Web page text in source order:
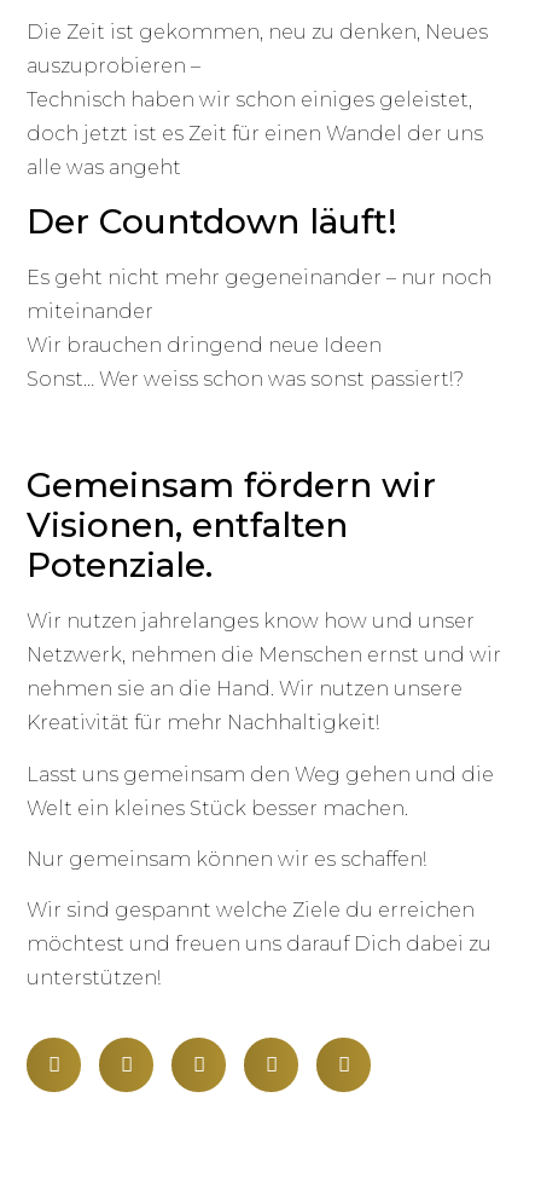
Die Zeit ist gekommen, neu zu denken, Neues
auszuprobieren –
Technisch haben wir schon einiges geleistet,
doch jetzt ist es Zeit für einen Wandel der uns
alle was angeht
Der Countdown läuft!
Es geht nicht mehr gegeneinander – nur noch
miteinander
Wir brauchen dringend neue Ideen
Sonst… Wer weiss schon was sonst passiert!?
Gemeinsam fördern wir
Visionen, entfalten
Potenziale.
Wir nutzen jahrelanges know how und unser
Netzwerk, nehmen die Menschen ernst und wir
nehmen sie an die Hand. Wir nutzen unsere
Kreativität für mehr Nachhaltigkeit!
Lasst uns gemeinsam den Weg gehen und die
Welt ein kleines Stück besser machen.
Nur gemeinsam können wir es schaffen!
Wir sind gespannt welche Ziele du erreichen
möchtest und freuen uns darauf Dich dabei zu
unterstützen!